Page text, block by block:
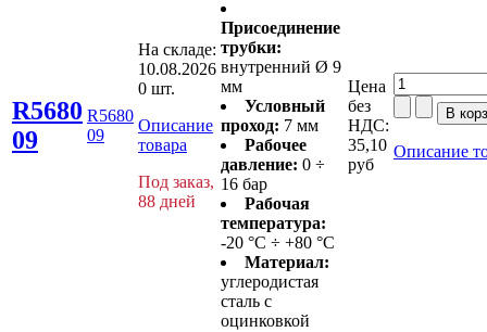
R5680
09
R5680
09
На складе:
10.08.2026
0 шт.
Описание
товара
Под заказ,
88 дней
Присоединение
трубки:
внутренний Ø 9
мм
Условный
проход: 7 мм
Рабочее
давление: 0 ÷
16 бар
Рабочая
температура:
-20 °C ÷ +80 °C
Материал:
углеродистая
сталь с
оцинковкой
Цена
без
НДС:
35,10
руб
Описание